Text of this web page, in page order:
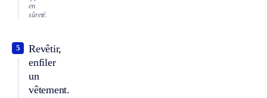
en
sûreté.
Revêtir,
enfiler
un
vêtement.
5